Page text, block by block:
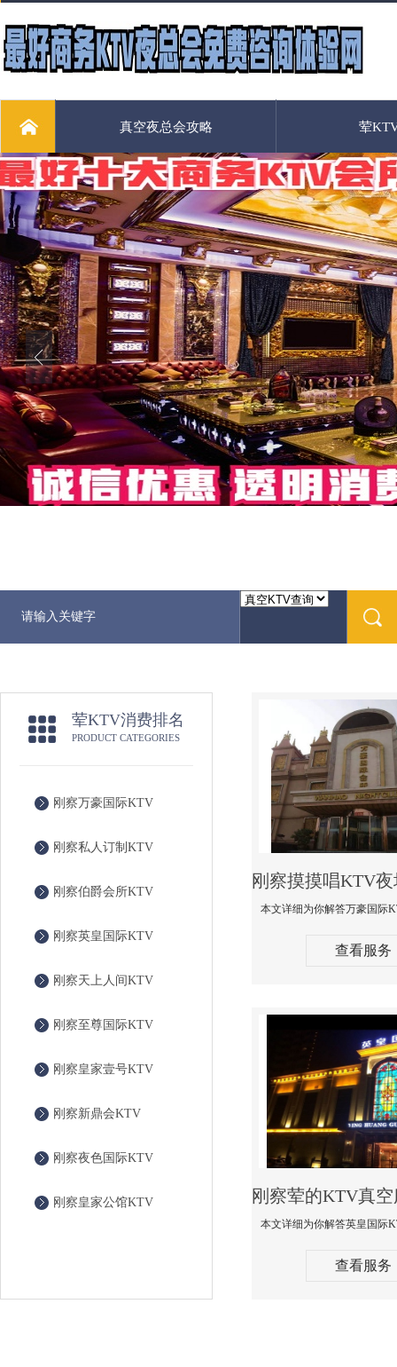
真空夜总会攻略 荤
荤KTV消费排名
PRODUCT CATEGORIES
刚察万豪国际KTV
刚察私人订制KTV
刚察伯爵会所KTV
刚察英皇国际KTV
刚察天上人间KTV
刚察至尊国际KTV
刚察皇家壹号KTV
刚察新鼎会KTV
刚察夜色国际KTV
刚察皇家公馆KTV
查看服务
查看服务